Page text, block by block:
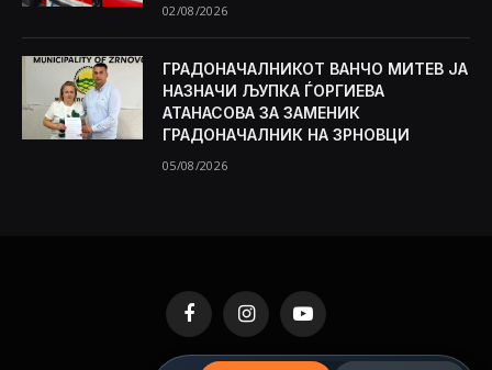
02/08/2026
ГРАДОНАЧАЛНИКОТ ВАНЧО МИТЕВ ЈА
НАЗНАЧИ ЉУПКА ЃОРГИЕВА
АТАНАСОВА ЗА ЗАМЕНИК
ГРАДОНАЧАЛНИК НА ЗРНОВЦИ
05/08/2026
FacebookInstagramYouTube